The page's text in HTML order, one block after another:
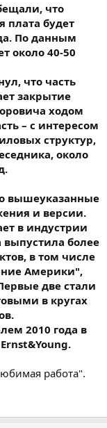
что
плата будет
По данным
около 40-50
что часть
закрытие
ходом
– с интересом
структур,
около
вышеуказанные
и версии.
в индустрии
более
в том числе
Америки",
две стали
в кругах
2010 года в
работа".